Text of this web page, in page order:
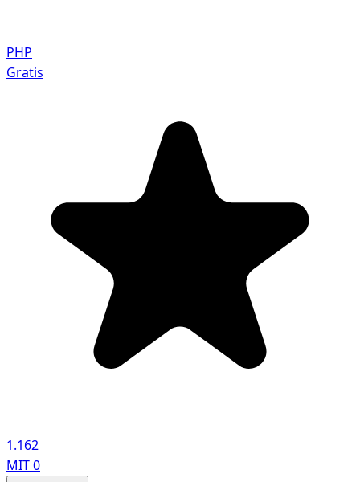
PHP
Gratis
1.162
MIT0